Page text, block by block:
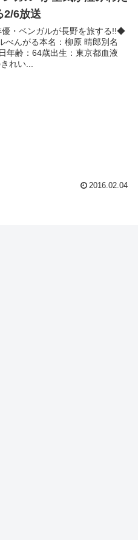
2/6放送
・ベンガルが長野を旅する!!◆
べんがる本名：柳原 晴郎別名
年齢：64歳出生：東京都血液
れい...
2016.02.04